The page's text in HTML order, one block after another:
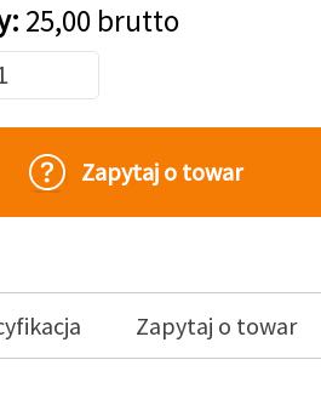
25,00 brutto
Zapytaj o towar
Zapytaj o towar